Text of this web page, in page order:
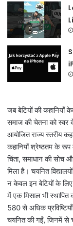
जब बेटियों की कहानियाँ
समाज की चेतना को स्वर
आयोजित राज्य स्तरीय
कहानियाँ श्रेष्ठतम के रूप
चिंता, समाधान की सोच
मिला है। चयनित
न केवल इन बेटियों के लिए
में एक मिसाल भी स्थापित
580 से अधिक
चयनित की गईं, जिनमें से